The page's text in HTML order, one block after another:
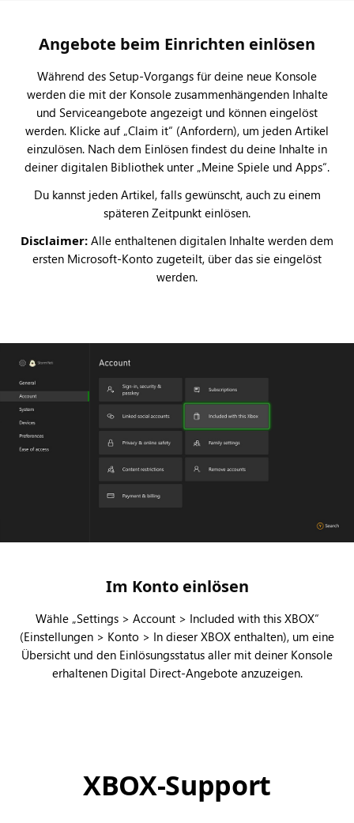
Angebote beim Einrichten einlösen
Während des Setup-Vorgangs für deine neue Konsole
werden die mit der Konsole zusammenhängenden Inhalte
und Serviceangebote angezeigt und können eingelöst
werden. Klicke auf „Claim it“ (Anfordern), um jeden Artikel
einzulösen. Nach dem Einlösen findest du deine Inhalte in
deiner digitalen Bibliothek unter „Meine Spiele und Apps“.
Du kannst jeden Artikel, falls gewünscht, auch zu einem
späteren Zeitpunkt einlösen.
Disclaimer: Alle enthaltenen digitalen Inhalte werden dem
ersten Microsoft-Konto zugeteilt, über das sie eingelöst
werden.
Im Konto einlösen
Wähle „Settings > Account > Included with this XBOX“
(Einstellungen > Konto > In dieser XBOX enthalten), um eine
Übersicht und den Einlösungsstatus aller mit deiner Konsole
erhaltenen Digital Direct-Angebote anzuzeigen.
XBOX-Support